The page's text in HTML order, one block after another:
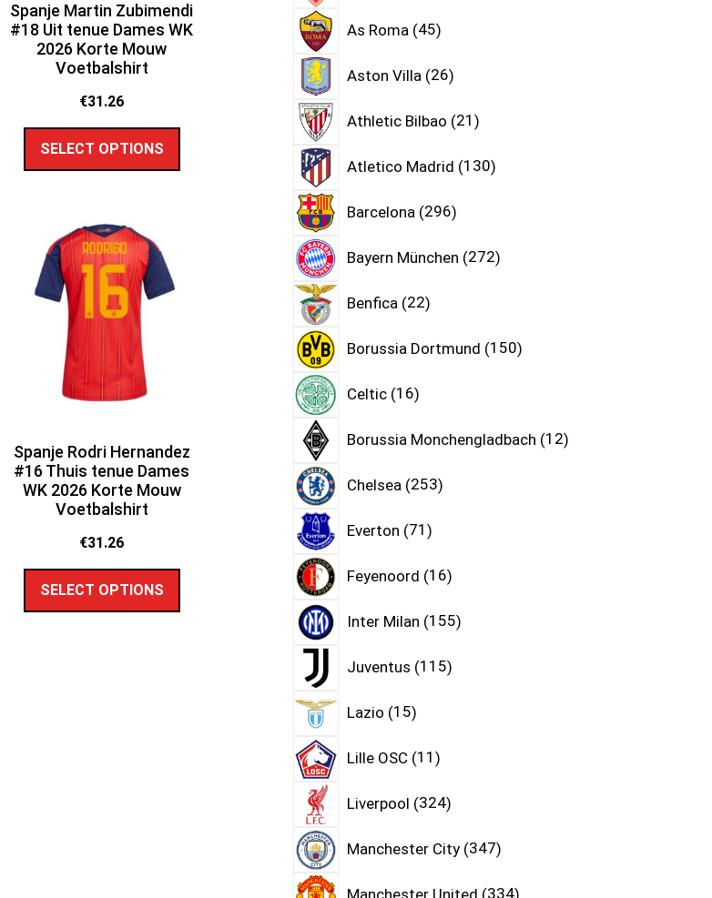
Spanje Martin Zubimendi
#18 Uit tenue Dames WK
2026 Korte Mouw
Voetbalshirt
€31.26
SELECT OPTIONS
Spanje Rodri Hernandez
#16 Thuis tenue Dames
WK 2026 Korte Mouw
Voetbalshirt
€31.26
SELECT OPTIONS
As Roma 45
Aston Villa 26
Athletic Bilbao 21
Atletico Madrid 130
Barcelona 296
Bayern München 272
Benfica 22
Borussia Dortmund 150
Celtic 16
Borussia Monchengladbach 12
Chelsea 253
Everton 71
Feyenoord 16
Inter Milan 155
Juventus 115
Lazio 15
Lille OSC 11
Liverpool 324
Manchester City 347
Manchester United 334